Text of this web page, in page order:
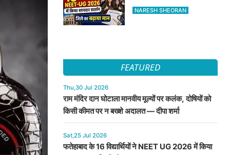
शानदार प्रदर्शन जिले का बढ़ाया
NARESH SHEORAN
FEATURED
Thu,30 Jul 2026
राम मंदिर दान घोटाला मानवीय मूल्यों पर कलंक, दोषियों को
किसी कीमत पर न बख्शे अदालत — दीपा शर्मा
Sat,25 Jul 2026
फतेहाबाद के 16 विद्यार्थियों ने NEET UG 2026 में किया